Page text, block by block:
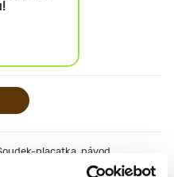
placatka, návod